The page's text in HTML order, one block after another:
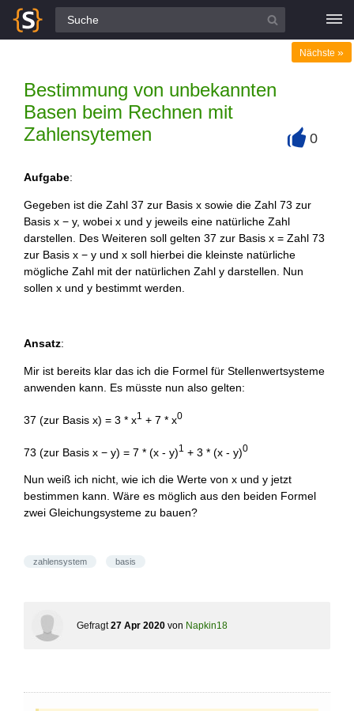
Alle Fragen
Bestimmung von unbekannten
Basen beim Rechnen mit
Zahlensytemen
Nächste »
0
Aufgabe:
Gegeben ist die Zahl 37 zur Basis x sowie die Zahl 73 zur
Basis x − y, wobei x und y jeweils eine natürliche Zahl
darstellen. Des Weiteren soll gelten 37 zur Basis x = Zahl 73
zur Basis x − y und x soll hierbei die kleinste natürliche
mögliche Zahl mit der natürlichen Zahl y darstellen. Nun
sollen x und y bestimmt werden.
Ansatz:
Mir ist bereits klar das ich die Formel für Stellenwertsysteme
anwenden kann. Es müsste nun also gelten:
37 (zur Basis x) = 3 * x1 + 7 * x0
73 (zur Basis x − y) = 7 * (x - y)1 + 3 * (x - y)0
Nun weiß ich nicht, wie ich die Werte von x und y jetzt
bestimmen kann. Wäre es möglich aus den beiden Formel
zwei Gleichungsysteme zu bauen?
zahlensystem basis
Gefragt 27 Apr 2020 von Napkin18